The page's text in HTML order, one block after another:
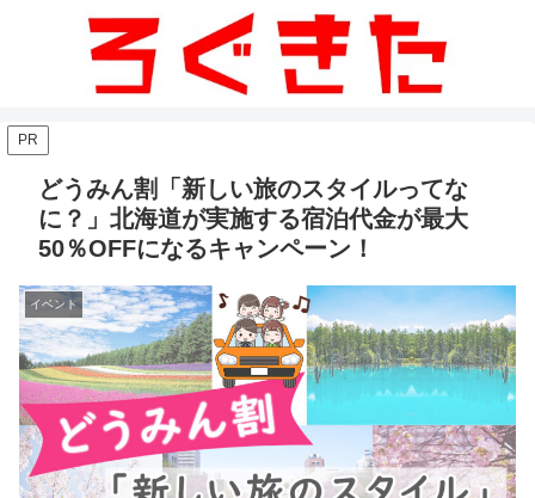
PR
どうみん割「新しい旅のスタイルってな
に？」北海道が実施する宿泊代金が最大
50％OFFになるキャンペーン！
イベント